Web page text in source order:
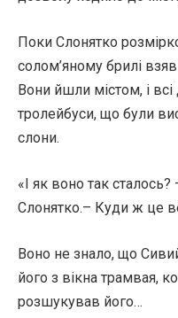
Поки Слонятко
солом’яному брилі
Вони йшли містом, і
тролейбуси, що були
слони.
«І як воно так
Слонятко.– Куди ж це
Воно не знало, що
його з вікна трамвая,
розшукував його…